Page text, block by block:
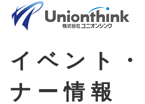
イベント・
ナー情報